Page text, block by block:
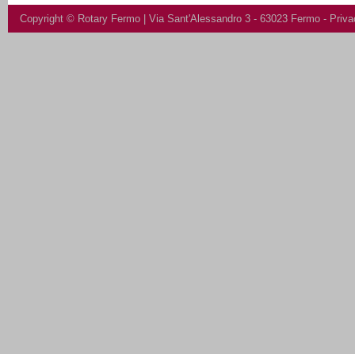
Copyright © Rotary Fermo | Via Sant'Alessandro 3 - 63023 Fermo -